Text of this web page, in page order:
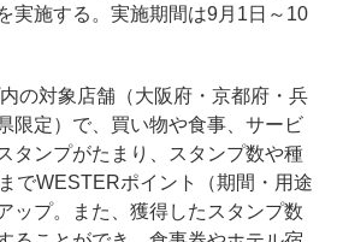
実施する。実施期間は9月1日～10
の対象店舗（大阪府・京都府・兵
限定）で、買い物や食事、サービ
タンプがたまり、スタンプ数や種
でWESTERポイント（期間・用途
ップ。また、獲得したスタンプ数